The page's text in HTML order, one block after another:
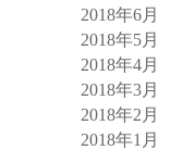
2018年6月
2018年5月
2018年4月
2018年3月
2018年2月
2018年1月